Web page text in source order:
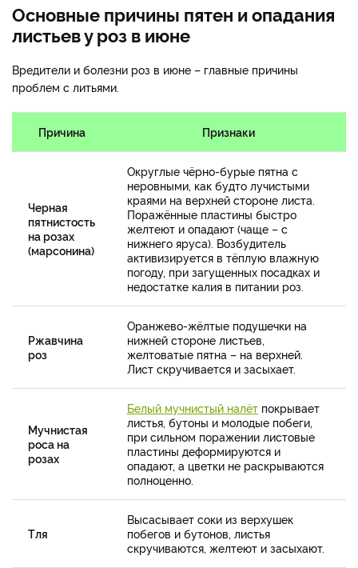
Основные причины пятен и опадания
листьев у роз в июне
Вредители и болезни роз в июне – главные причины
проблем с литьями.
Причина Признаки
Черная
пятнистость
на розах
(марсонина)
Округлые чёрно-бурые пятна с
неровными, как будто лучистыми
краями на верхней стороне листа.
Поражённые пластины быстро
желтеют и опадают (чаще – с
нижнего яруса). Возбудитель
активизируется в тёплую влажную
погоду, при загущенных посадках и
недостатке калия в питании роз.
Ржавчина
роз
Оранжево-жёлтые подушечки на
нижней стороне листьев,
желтоватые пятна – на верхней.
Лист скручивается и засыхает.
Мучнистая
роса на
розах
Белый мучнистый налёт покрывает
листья, бутоны и молодые побеги,
при сильном поражении листовые
пластины деформируются и
опадают, а цветки не раскрываются
полноценно.
Тля
Высасывает соки из верхушек
побегов и бутонов, листья
скручиваются, желтеют и засыхают.